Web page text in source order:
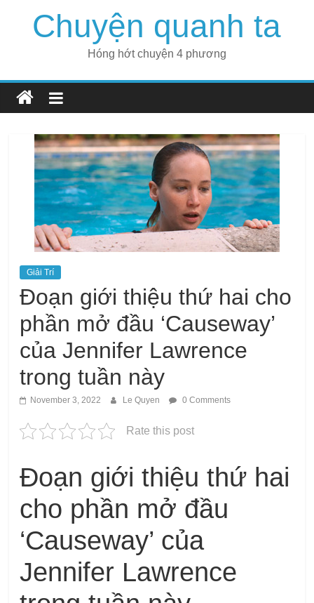
Chuyện quanh ta
Hóng hớt chuyện 4 phương
Giải Trí
Đoạn giới thiệu thứ hai cho
phần mở đầu ‘Causeway’
của Jennifer Lawrence
trong tuần này
November 3, 2022 Le Quyen 0 Comments
Rate this post
Đoạn giới thiệu thứ hai
cho phần mở đầu
‘Causeway’ của
Jennifer Lawrence